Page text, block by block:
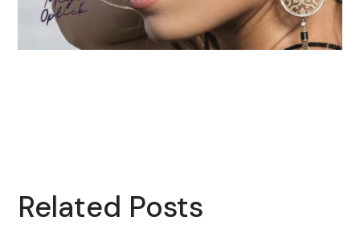
Related Posts